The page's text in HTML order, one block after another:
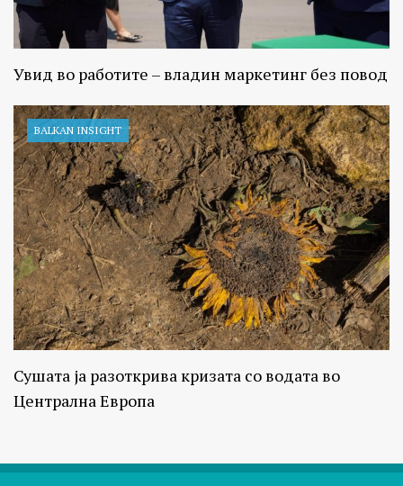
Увид во работите – владин маркетинг без повод
BALKAN INSIGHT
Сушата ја разоткрива кризата со водата во
Централна Европа